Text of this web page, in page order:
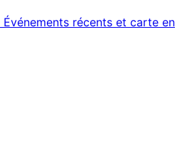
Événements récents et carte en